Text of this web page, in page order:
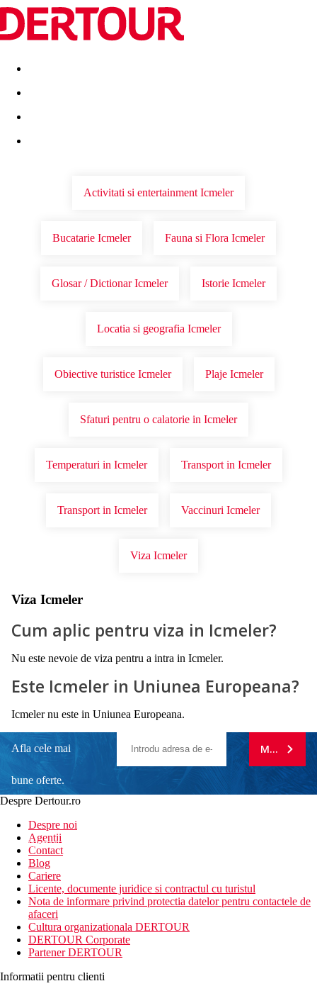
Destinatii Vacanta perfecta OFERTE DE NERATAT
Activitati si entertainment Icmeler
Bucatarie Icmeler Fauna si Flora Icmeler
Glosar / Dictionar Icmeler Istorie Icmeler
Locatia si geografia Icmeler
Obiective turistice Icmeler Plaje Icmeler
Sfaturi pentru o calatorie in Icmeler
Temperaturi in Icmeler Transport in Icmeler
Transport in Icmeler Vaccinuri Icmeler
Viza Icmeler
Viza Icmeler
Cum aplic pentru viza in Icmeler?
Nu este nevoie de viza pentru a intra in Icmeler.
Este Icmeler in Uniunea Europeana?
Icmeler nu este in Uniunea Europeana.
Afla cele mai
bune oferte.
newsletter!
MA
Despre Dertour.ro
Despre noi
Agentii
Contact
Blog
Cariere
Licente, documente juridice si contractul cu turistul
Nota de informare privind protectia datelor pentru contactele de
afaceri
Cultura organizationala DERTOUR
DERTOUR Corporate
Partener DERTOUR
Informatii pentru clienti